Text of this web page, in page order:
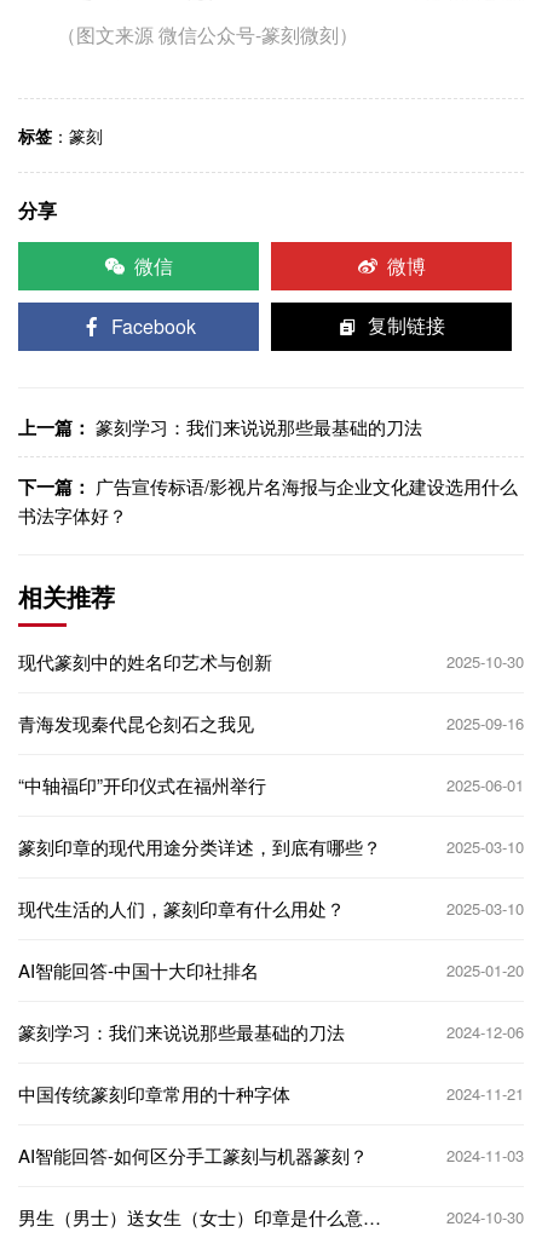
（图文来源 微信公众号-篆刻微刻）
标签 ： 篆刻
分享
微信
微博
Facebook 复制链接
上一篇： 篆刻学习：我们来说说那些最基础的刀法
下一篇： 广告宣传标语/影视片名海报与企业文化建设选用什么
书法字体好？
相关推荐
现代篆刻中的姓名印艺术与创新 2025-10-30
青海发现秦代昆仑刻石之我见 2025-09-16
“中轴福印”开印仪式在福州举行 2025-06-01
篆刻印章的现代用途分类详述，到底有哪些？ 2025-03-10
现代生活的人们，篆刻印章有什么用处？ 2025-03-10
AI智能回答-中国十大印社‌排名 2025-01-20
篆刻学习：我们来说说那些最基础的刀法 2024-12-06
中国传统篆刻印章常用的十种字体 2024-11-21
AI智能回答-如何区分手工篆刻与机器篆刻？ 2024-11-03
男生（男士）送女生（女士）印章是什么意
2024-10-30